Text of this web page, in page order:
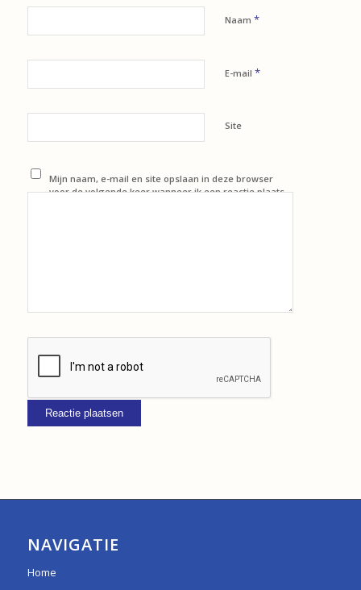
Naam *
E-mail *
Site
Mijn naam, e-mail en site opslaan in deze browser
voor de volgende keer wanneer ik een reactie plaats.
NAVIGATIE
Home